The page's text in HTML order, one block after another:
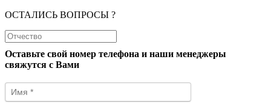
ОСТАЛИСЬ ВОПРОСЫ ?
Оставьте свой номер телефона и наши менеджеры
свяжутся с Вами